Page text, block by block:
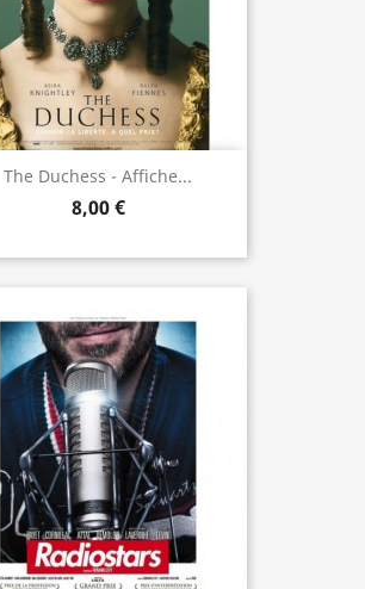
The Duchess - Affiche...
8,00 €